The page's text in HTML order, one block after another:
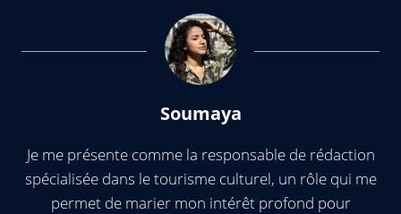
Soumaya
Je me présente comme la responsable de rédaction
spécialisée dans le tourisme culturel, un rôle qui me
permet de marier mon intérêt profond pour